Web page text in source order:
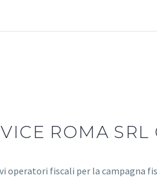
ROMA
operatori fiscali per la campagna